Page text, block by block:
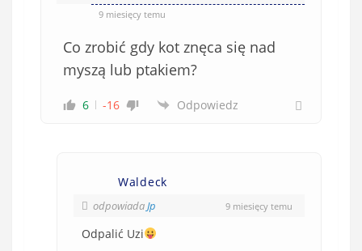
9 miesięcy temu
Co zrobić gdy kot znęca się nad
myszą lub ptakiem?
6 -16 Odpowiedz
Waldeck
odpowiadaJp 9 miesięcy temu
Odpalić Uzi